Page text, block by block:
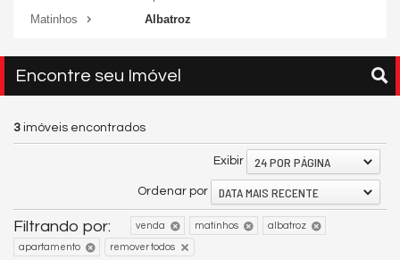
Matinhos
Albatroz
Encontre seu Imóvel
3 imóveis encontrados
Exibir 24 POR PÁGINA
Ordenar por DATA MAIS RECENTE
Filtrando por: venda matinhos albatroz
apartamento remover todos